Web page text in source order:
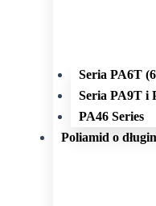
Seria PA6T
Seria PA9T i
PA46 Series
Poliamid o